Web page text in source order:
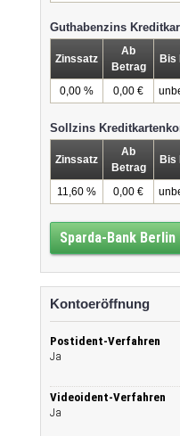
Guthabenzins
Zinssatz
Ab
Betrag
Bis
0,00 % 0,00 €
Sollzins
Zinssatz
Ab
Betrag
Bis
11,60 % 0,00 €
Sparda-Bank
Kontoeröffnung
Postident-Verfahren
Ja
Videoident-Verfahren
Ja